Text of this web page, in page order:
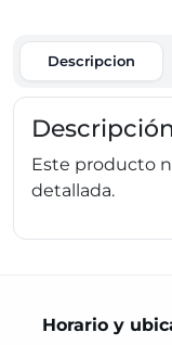
Descripcion
Descripción
Este producto
detallada.
Horario y